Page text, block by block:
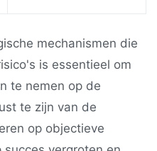
mechanismen die
is essentieel om
te nemen op de
te zijn van de
op objectieve